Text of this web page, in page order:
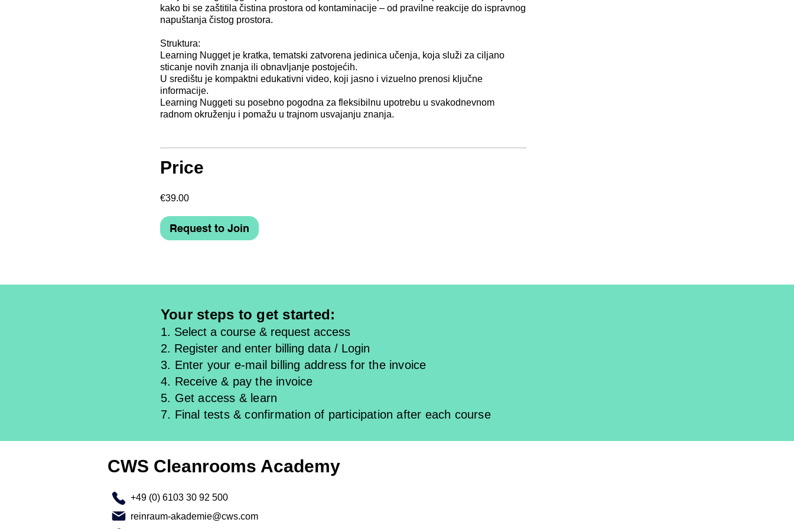
kako bi se zaštitila čistina prostora od kontaminacije – od pravilne reakcije do ispravnog
napuštanja čistog prostora.
Struktura:
Learning Nugget je kratka, tematski zatvorena jedinica učenja, koja služi za ciljano
sticanje novih znanja ili obnavljanje postojećih.
U središtu je kompaktni edukativni video, koji jasno i vizuelno prenosi ključne
informacije.
Learning Nuggeti su posebno pogodna za fleksibilnu upotrebu u svakodnevnom
radnom okruženju i pomažu u trajnom usvajanju znanja.
Price
€39.00
Request to Join
Your steps to get started:
1. Select a course & request access
2. Register and enter billing data / Login
3. Enter your e-mail billing address for the invoice
4. Receive & pay the invoice
5. Get access & learn
7. Final tests & confirmation of participation after each course
CWS Cleanrooms Academy
+49 (0) 6103 30 92 500
reinraum-akademie@cws.com